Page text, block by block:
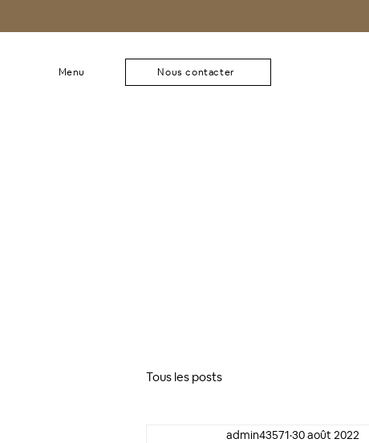
Menu Nous contacter
Tous les posts
admin43571 30 août 2022